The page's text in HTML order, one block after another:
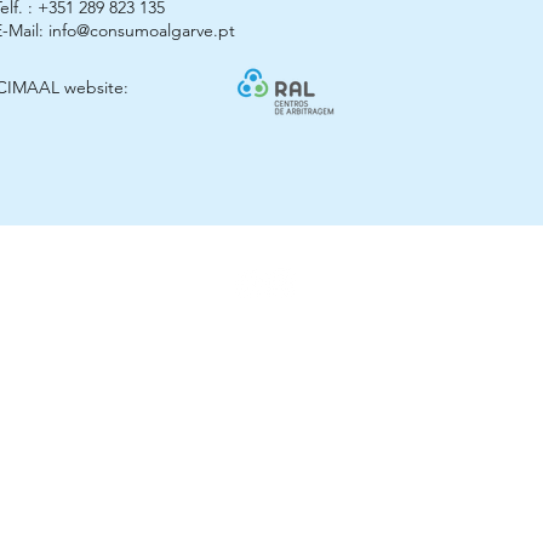
: +351 289 823 135
Mail: info@consumoalgarve.pt
website: